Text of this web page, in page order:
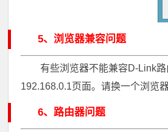
5、浏览器兼容问题
有些浏览器不能兼容D-Link
192.168.0.1页面。请换一个浏览器
6、路由器问题